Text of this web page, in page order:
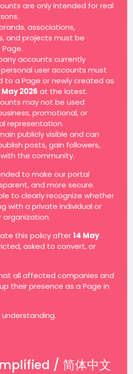
are only intended for real
associations,
and projects must be
accounts currently
user accounts must
to a Page or newly created as
May 2026 at the latest.
may not be used
promotional, or
representation.
publicly visible and can
posts, gain followers,
the community.
to make our portal
and more secure.
to clearly recognize whether
with a private individual or
organization.
this policy after14 May
asked to convert, or
all affected companies and
their presence as a Page in
understanding.
/ 简体中文